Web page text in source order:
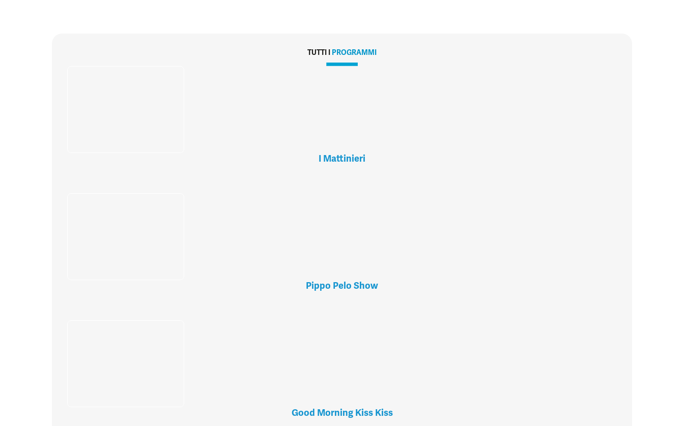
TUTTI I PROGRAMMI
I Mattinieri
Pippo Pelo Show
Good Morning Kiss Kiss